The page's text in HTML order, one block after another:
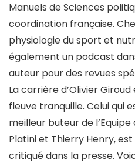
Manuels de Sciences
coordination française.
physiologie du sport et
également un podcast
auteur pour des revues
La carrière d’Olivier
fleuve tranquille. Celui qui
meilleur buteur de
Platini et Thierry Henry,
critiqué dans la presse.